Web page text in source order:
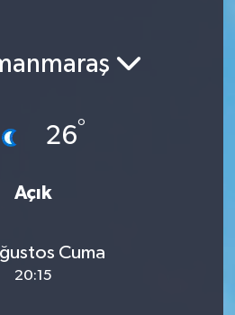
26°
Açık
Cuma
20:15